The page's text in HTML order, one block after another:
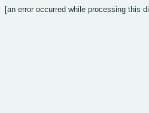
[an error occurred while processing this